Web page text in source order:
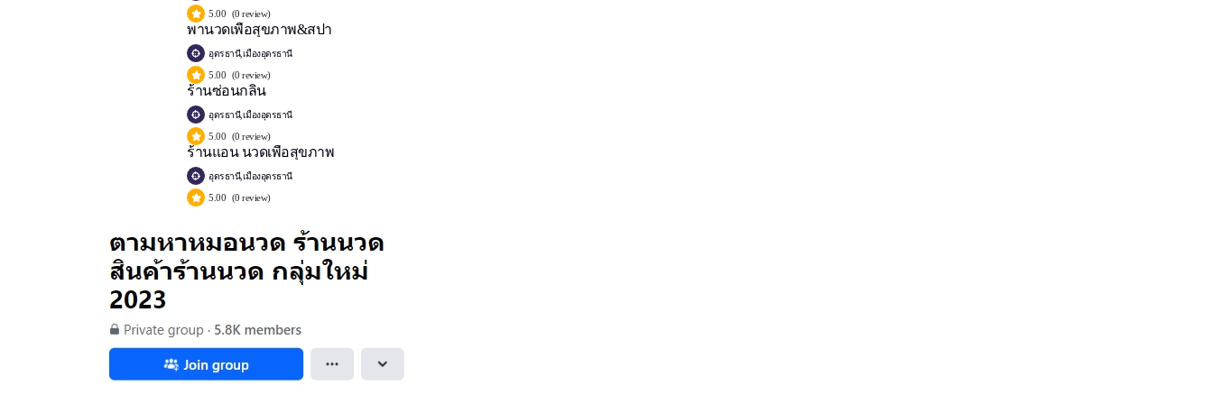
5.00 (0 review)
พานวดเพื่อสุขภาพ&สปา
อุดรธานี,เมืองอุดรธานี
5.00 (0 review)
ร้านซ่อนกลิ่น
อุดรธานี,เมืองอุดรธานี
5.00 (0 review)
ร้านแอน นวดเพื่อสุขภาพ
อุดรธานี,เมืองอุดรธานี
5.00 (0 review)